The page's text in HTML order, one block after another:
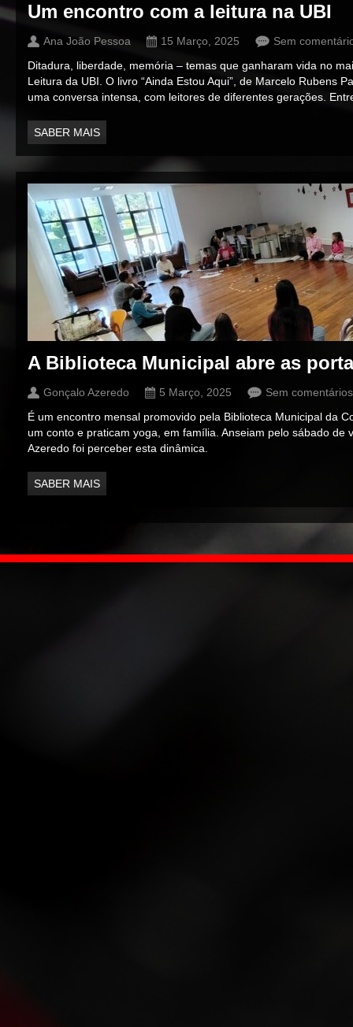
Um encontro com a leitura na UBI
Ana João Pessoa 15 Março, 2025
Sem
Ditadura, liberdade, memória – temas que ganharam vida no
Leitura da UBI. O livro “Ainda Estou Aqui”, de Marcelo Rubens
uma conversa intensa, com leitores de diferentes gerações.
SABER MAIS
A Biblioteca Municipal abre as
Gonçalo Azeredo 5 Março, 2025
Sem comentários
É um encontro mensal promovido pela Biblioteca Municipal da
um conto e praticam yoga, em família. Anseiam pelo sábado de
Azeredo foi perceber esta dinâmica.
SABER MAIS